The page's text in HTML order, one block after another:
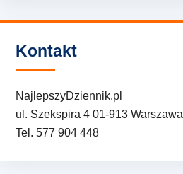
Kontakt
NajlepszyDziennik.pl
ul. Szekspira 4 01-913 Warszawa
Tel. 577 904 448